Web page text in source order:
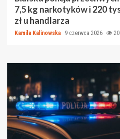
7,5 kg narkotyków i 220
zł u handlarza
Kamila Kalinowska 9 czerwca 2026